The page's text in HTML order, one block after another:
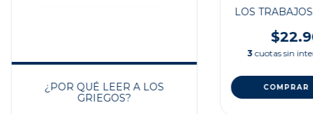
¿POR QUÉ LEER A LOS
GRIEGOS?
LOS
3 cuotas sin